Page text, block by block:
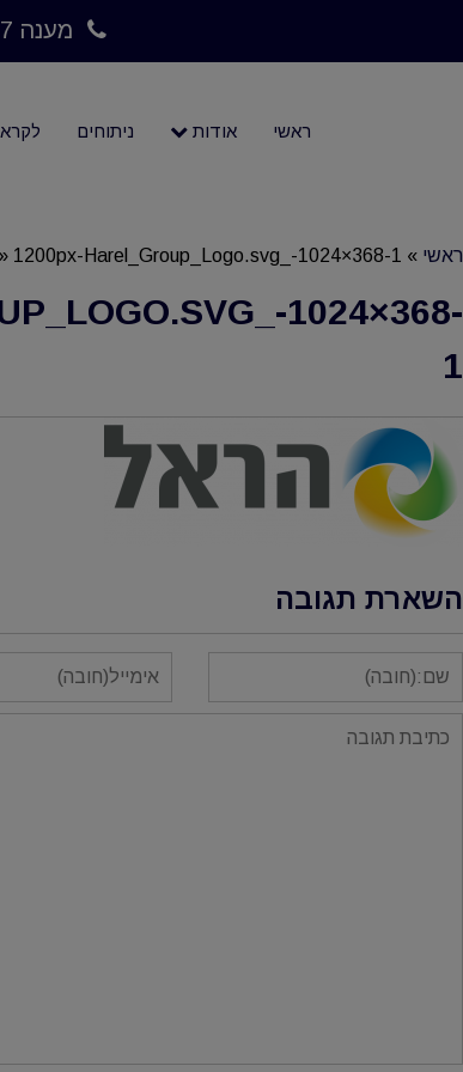
מענה 24/7 073-7023781
ראשי אודות ניתוחים
ראשי »
» 1200px-Harel_Group_Logo.svg_-1024×368-1
1024×368-
1
השארת תגובה